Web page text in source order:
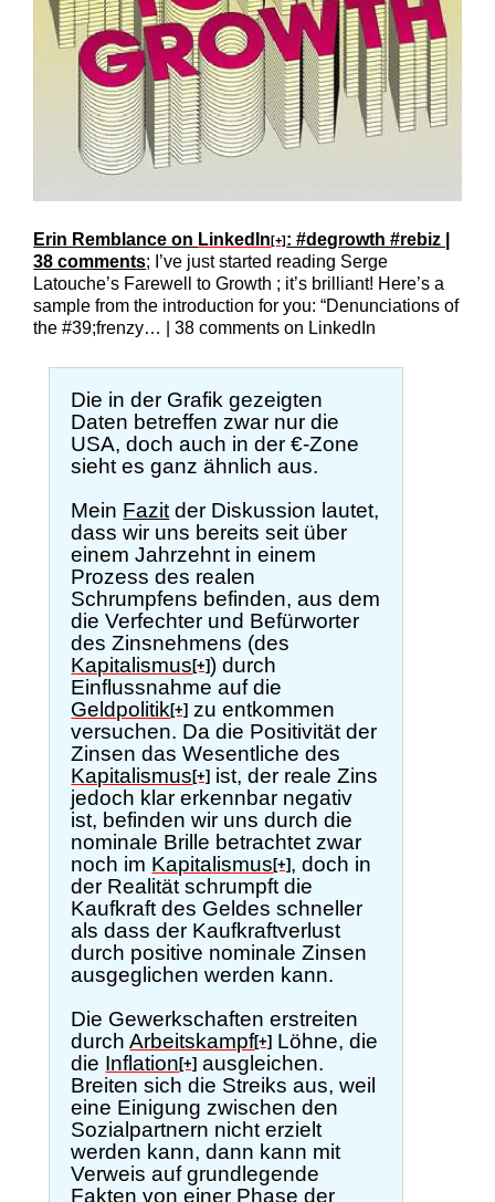
Erin Remblance on LinkedIn[+]: #degrowth #rebiz |
38 comments; I’ve just started reading Serge
Latouche’s Farewell to Growth ; it’s brilliant! Here’s a
sample from the introduction for you: “Denunciations of
the #39;frenzy… | 38 comments on LinkedIn
Die in der Grafik gezeigten
Daten betreffen zwar nur die
USA, doch auch in der €-Zone
sieht es ganz ähnlich aus.
Mein Fazit der Diskussion lautet,
dass wir uns bereits seit über
einem Jahrzehnt in einem
Prozess des realen
Schrumpfens befinden, aus dem
die Verfechter und Befürworter
des Zinsnehmens (des
Kapitalismus[+]) durch
Einflussnahme auf die
Geldpolitik[+] zu entkommen
versuchen. Da die Positivität der
Zinsen das Wesentliche des
Kapitalismus[+] ist, der reale Zins
jedoch klar erkennbar negativ
ist, befinden wir uns durch die
nominale Brille betrachtet zwar
noch im Kapitalismus[+], doch in
der Realität schrumpft die
Kaufkraft des Geldes schneller
als dass der Kaufkraftverlust
durch positive nominale Zinsen
ausgeglichen werden kann.
Die Gewerkschaften erstreiten
durchArbeitskampf[+] Löhne, die
die Inflation[+] ausgleichen.
Breiten sich die Streiks aus, weil
eine Einigung zwischen den
Sozialpartnern nicht erzielt
werden kann, dann kann mit
Verweis auf grundlegende
Fakten von einer Phase der